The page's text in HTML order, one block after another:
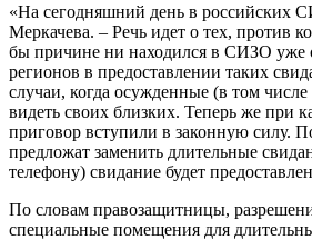
«На сегодняшний день в российских
Меркачева. – Речь идет о тех, против
бы причине ни находился в СИЗО уже
регионов в предоставлении таких
случаи, когда осужденные (в том
видеть своих близких. Теперь же при
приговор вступили в законную силу.
предложат заменить длительные
телефону) свидание будет
По словам правозащитницы,
специальные помещения для